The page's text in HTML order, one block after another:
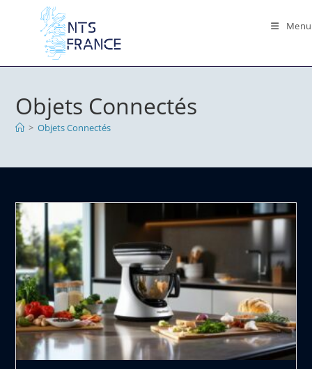
Menu
Objets Connectés
> Objets Connectés